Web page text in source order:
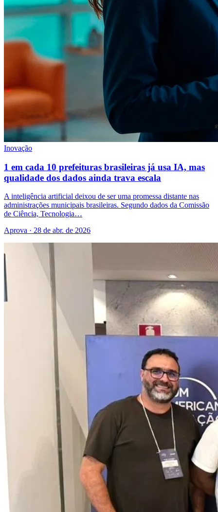
Inovação
1 em cada 10 prefeituras brasileiras já usa IA, mas
qualidade dos dados ainda trava escala
A inteligência artificial deixou de ser uma promessa distante nas
administrações municipais brasileiras. Segundo dados da Comissão
de Ciência, Tecnologia…
Aprova · 28 de abr. de 2026